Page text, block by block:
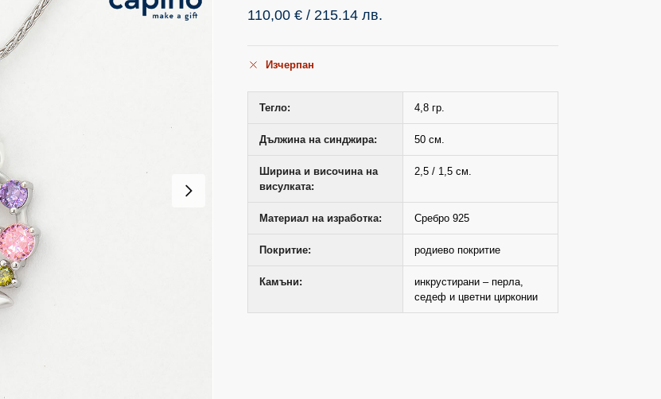
110,00€ / 215.14 лв.
Изчерпан
Тегло: 4,8 гр.
Дължина на синджира: 50 см.
Ширина и височина на
висулката:
2,5 / 1,5 см.
Материал на изработка: Сребро 925
Покритие: родиево покритие
Камъни:
инкрустирани – перла,
седеф и цветни цирконии